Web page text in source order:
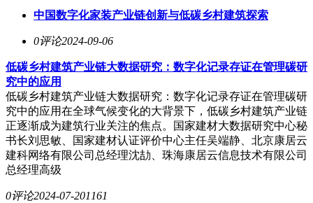
中国数字化家装产业链创新与低碳乡村建筑探索
0评论2024-09-06
低碳乡村建筑产业链大数据研究：数字化记录存证在管理碳研
究中的应用
低碳乡村建筑产业链大数据研究：数字化记录存证在管理碳研
究中的应用在全球气候变化的大背景下，低碳乡村建筑产业链
正逐渐成为建筑行业关注的焦点。国家建材大数据研究中心秘
书长刘思敏、国家建材认证评价中心主任吴端静、北京康居云
建科网络有限公司总经理沈劼、珠海康居云信息技术有限公司
总经理高级
0评论2024-07-201161